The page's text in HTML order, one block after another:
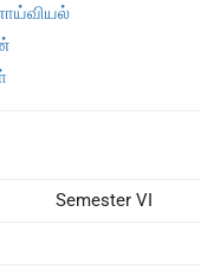
Semester VI